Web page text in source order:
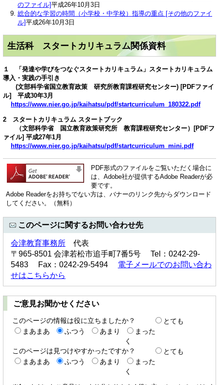
のファイル]平成26年10月3日
総合的な学習の時間（小学校・中学校）指導の重点 [その他のファイ
ル]平成26年10月3日
生活科 スタートカリキュラム関係資料
１ 「発達や学びをつなぐスタートカリキュラム」スタートカリキュラム
導入・実践の手引き
(文部科学省国立教育政策 研究所教育課程研究センター) [PDFファイ
ル] 平成30年3月
https://www.nier.go.jp/kaihatsu/pdf/startcurriculum_180322.pdf
2 スタートカリキュラム スタートブック
（文部科学省 国立教育政策研究所 教育課程研究センター）[PDFフ
ァイル] 平成27年1月
https://www.nier.go.jp/kaihatsu/pdf/startcurriculum_mini.pdf
PDF形式のファイルをご覧いただく場合に
は、Adobe社が提供するAdobe Readerが必
要です。
Adobe Readerをお持ちでない方は、バナーのリンク先からダウンロード
してください。（無料）
このページに関するお問い合わせ先
会津教育事務所 代表
〒965-8501 会津若松市追手町7番5号 Tel：0242-29-
5483 Fax：0242-29-5494 電子メールでのお問い合わ
せはこちらから
ご意見お聞かせください
このページの情報は役に立ちましたか？
とても
まあまあ
ふつう あまり
まった
く
このページは見つけやすかったですか？
とても
まあまあ
ふつう あまり
まった
く